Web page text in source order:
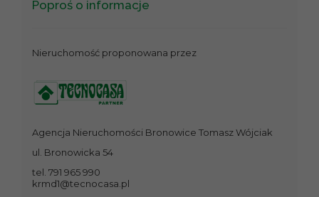
Poproś o informacje
Nieruchomość proponowana przez
Agencja Nieruchomości Bronowice Tomasz Wójciak
ul. Bronowicka 54
tel. 791 965 990
krmd1@tecnocasa.pl